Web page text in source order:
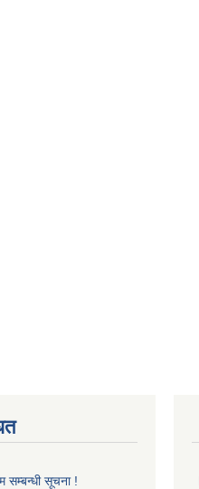
सम्बन्धी सूचना !